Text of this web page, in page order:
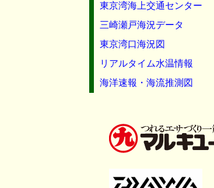
東京湾海上交通センター
三崎瀬戸海況データ
東京湾口海況図
リアルタイム水温情報
海洋速報・海流推測図